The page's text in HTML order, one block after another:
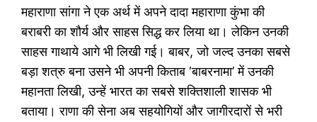
महाराणा सांगा ने एक अर्थ में अपने दादा महाराणा कुंभा की
बराबरी का शौर्य और साहस सिद्ध कर लिया था। लेकिन उनकी
साहस गाथाये आगे भी लिखी गई। बाबर, जो जल्द उनका सबसे
बड़ा शत्रु बना उसने भी अपनी किताब ‘बाबरनामा’ में उनकी
महानता लिखी, उन्हें भारत का सबसे शक्तिशाली शासक भी
बताया। राणा की सेना अब सहयोगियों और जागीरदारों से भरी